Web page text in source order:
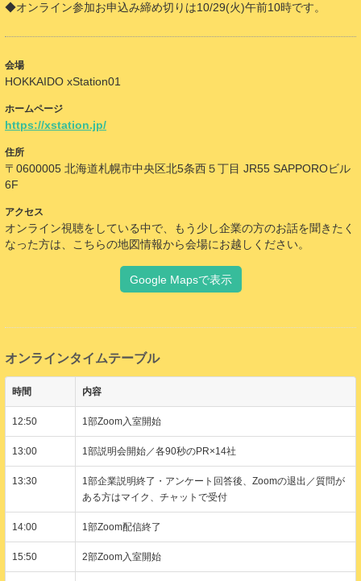
◆オンライン参加お申込み締め切りは10/29(火)午前10時です。
会場
HOKKAIDO xStation01
ホームページ
https://xstation.jp/
住所
〒0600005 北海道札幌市中央区北5条西５丁目 JR55 SAPPOROビル
6F
アクセス
オンライン視聴をしている中で、もう少し企業の方のお話を聞きたく
なった方は、こちらの地図情報から会場にお越しください。
Google Mapsで表示
オンラインタイムテーブル
時間 内容
12:50 1部Zoom入室開始
13:00 1部説明会開始／各90秒のPR×14社
13:30
1部企業説明終了・アンケート回答後、Zoomの退出／質問が
ある方はマイク、チャットで受付
14:00 1部Zoom配信終了
15:50 2部Zoom入室開始